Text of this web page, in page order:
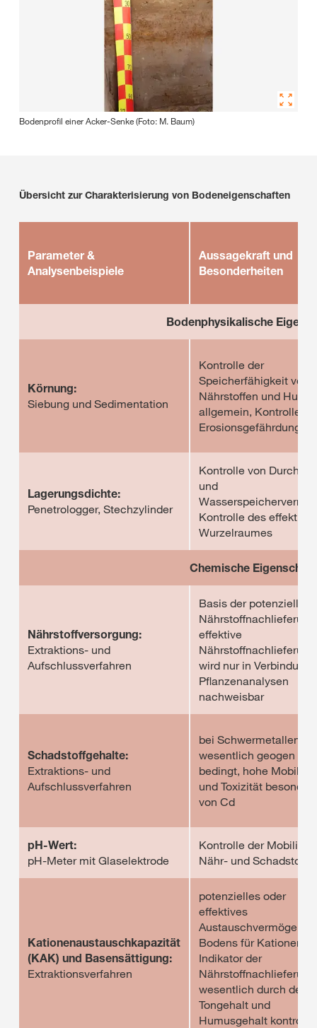
Bodenprofil einer Acker-Senke (Foto: M. Baum)
Übersicht zur Charakterisierung von Bodeneigenschaften
Parameter &
Analysenbeispiele
Aussagekraft und
Besonderheiten
Bodenphysikalische
Körnung:
Siebung und Sedimentation
Kontrolle der
Speicherfähigkeit von
Nährstoffen und
allgemein, Kontrolle
Erosionsgefährdung
Lagerungsdichte:
Penetrologger, Stechzylinder
Kontrolle von
und
Kontrolle des
Wurzelraumes
Chemische
Nährstoffversorgung:
Extraktions- und
Aufschlussverfahren
Basis der potenziellen
effektive
Nährstoffnachlieferung
wird nur in Verbindung
Pflanzenanalysen
nachweisbar
Schadstoffgehalte:
Extraktions- und
Aufschlussverfahren
bei Schwermetallen
wesentlich geogen
bedingt, hohe Mobilität
und Toxizität
von Cd
pH-Wert:
pH-Meter mit Glaselektrode
Kontrolle der Mobilität
Nähr- und
Kationenaustauschkapazität
(KAK) und Basensättigung:
Extraktionsverfahren
potenzielles oder
effektives
Austauschvermögen
Bodens für Kationen,
Indikator der
wesentlich durch den
Tongehalt und
Humusgehalt